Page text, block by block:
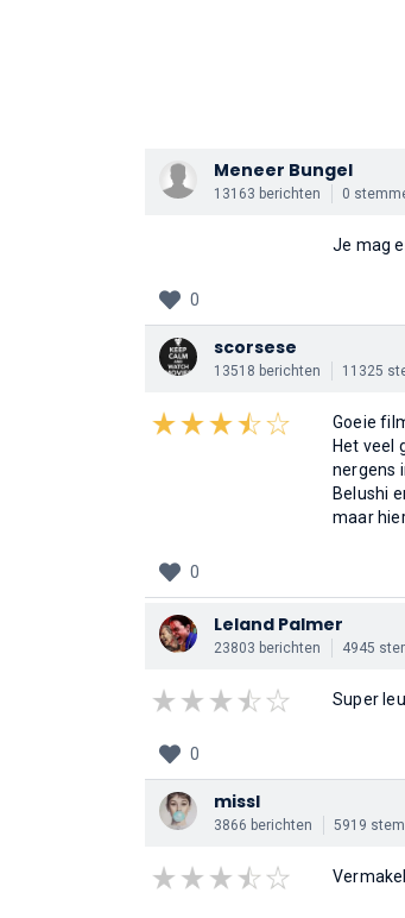
Meneer Bungel
13163 berichten 0
Je mag
0
scorsese
13518 berichten 11325
Goeie
Het veel
nergens
Belushi
maar
0
Leland Palmer
23803 berichten 4945
Super
0
missl
3866 berichten 5919